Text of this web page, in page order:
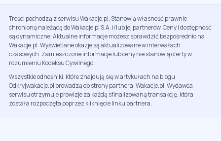
Treści pochodzą z serwisu Wakacje.pl. Stanowią własność prawnie
chronioną należącą do Wakacje.pl S.A. i/lub jej partnerów. Ceny i dostępność
są dynamiczne. Aktualne informacje możesz sprawdzić bezpośrednio na
Wakacje.pl. Wyświetlane okazje są aktualizowane w interwałach
czasowych. Zamieszczone informacje lub ceny nie stanowią oferty w
rozumieniu Kodeksu Cywilnego.
Wszystkie odnośniki, które znajdują się w artykułach na blogu
Odkryjwakacje.pl prowadzą do strony partnera: Wakacje.pl. Wydawca
serwisu otrzymuje prowizje za każdą sfinalizowaną transakcję, która
została rozpoczęta poprzez kliknięcie linku partnera.